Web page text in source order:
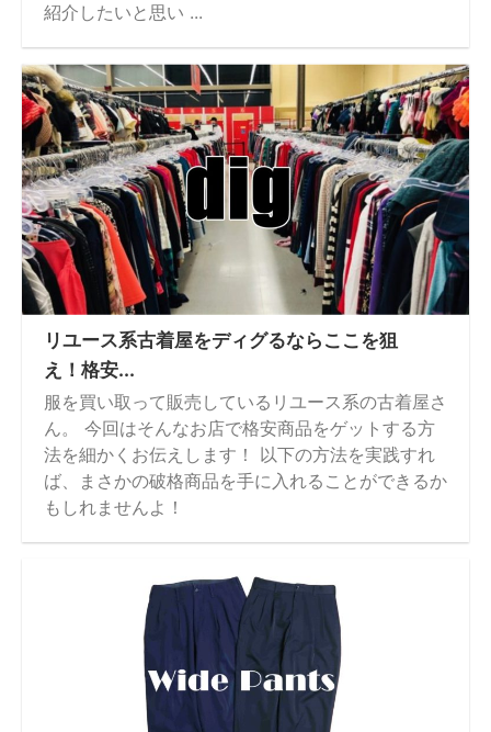
紹介したいと思い ...
リユース系古着屋をディグるならここを狙
え！格安...
服を買い取って販売しているリユース系の古着屋さ
ん。 今回はそんなお店で格安商品をゲットする方
法を細かくお伝えします！ 以下の方法を実践すれ
ば、まさかの破格商品を手に入れることができるか
もしれませんよ！